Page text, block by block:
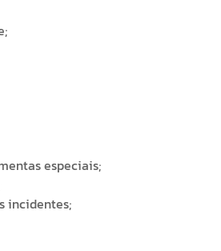
especiais;
incidentes;